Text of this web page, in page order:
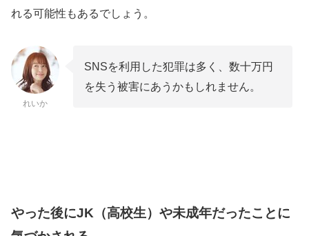
れる可能性もあるでしょう。
れいか
SNSを利用した犯罪は多く、数十万円
を失う被害にあうかもしれません。
やった後にJK（高校生）や未成年だったことに